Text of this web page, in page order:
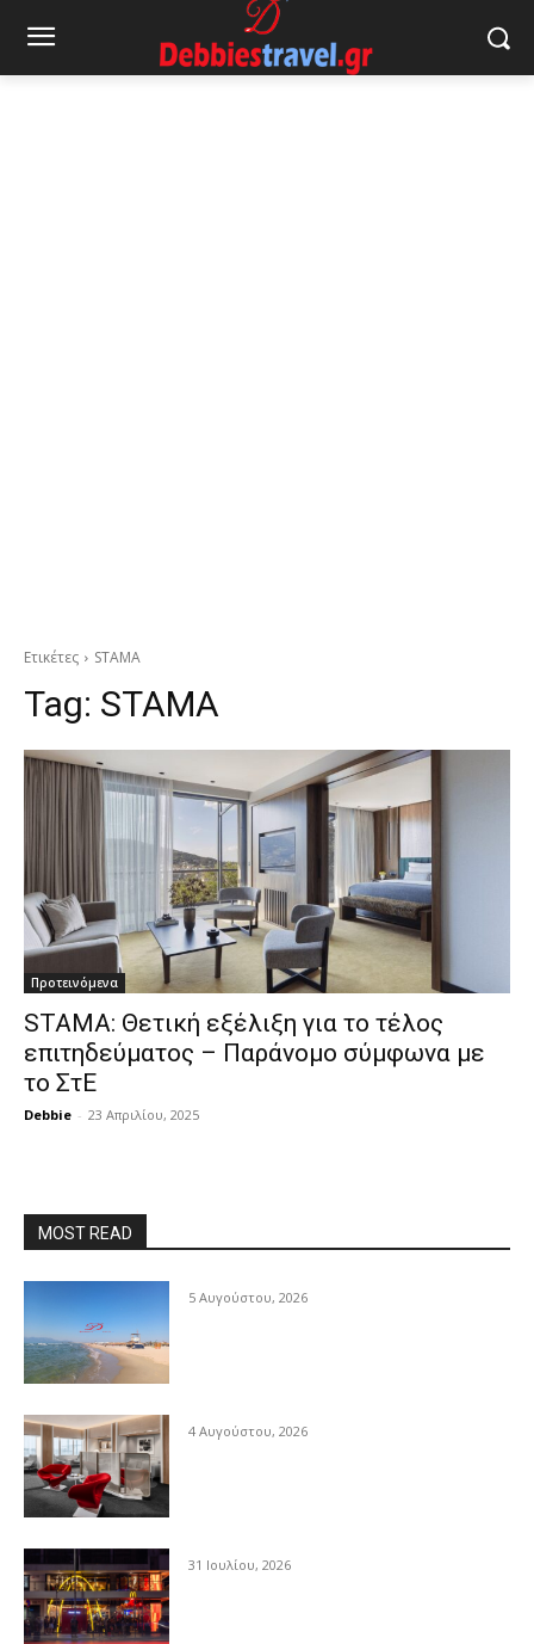
Ετικέτες STAMA
Tag: STAMA
Προτεινόμενα
STAMA: Θετική εξέλιξη για το τέλος
επιτηδεύματος – Παράνομο σύμφωνα με
το ΣτΕ
Debbie - 23 Απριλίου, 2025
MOST READ
5 Αυγούστου, 2026
4 Αυγούστου, 2026
31 Ιουλίου, 2026